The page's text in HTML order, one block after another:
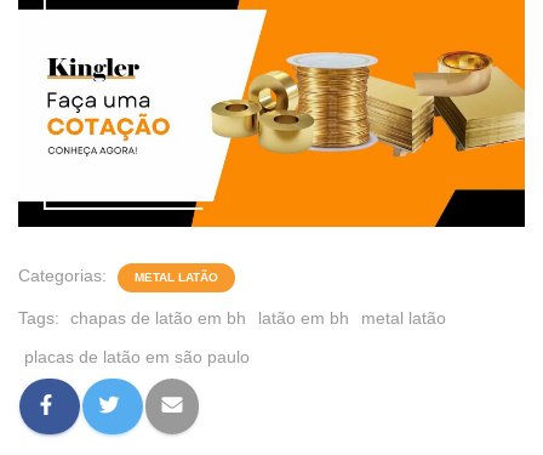
Categorias: METAL LATÃO
Tags: chapas de latão em bh latão em bh
metal latão
placas de latão em são paulo